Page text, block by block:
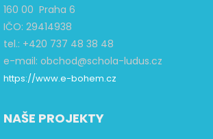
160 00 Praha 6
IČO: 29414938
tel.: +420 737 48 38 48
e-mail: obchod@schola-ludus.cz
https://www.e-bohem.cz
NAŠE PROJEKTY